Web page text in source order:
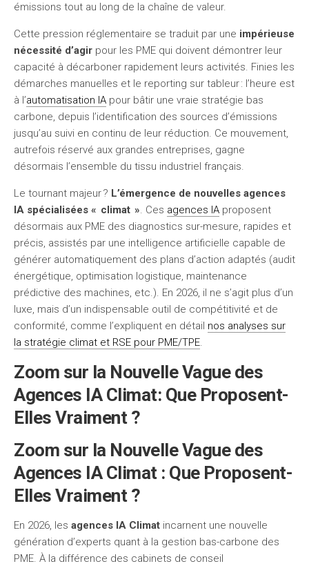
émissions tout au long de la chaîne de valeur.
Cette pression réglementaire se traduit par une impérieuse
nécessité d’agir pour les PME qui doivent démontrer leur
capacité à décarboner rapidement leurs activités. Finies les
démarches manuelles et le reporting sur tableur : l’heure est
à l’automatisation IA pour bâtir une vraie stratégie bas
carbone, depuis l’identification des sources d’émissions
jusqu’au suivi en continu de leur réduction. Ce mouvement,
autrefois réservé aux grandes entreprises, gagne
désormais l’ensemble du tissu industriel français.
Le tournant majeur ? L’émergence de nouvelles agences
IA spécialisées « climat ». Ces agences IA proposent
désormais aux PME des diagnostics sur-mesure, rapides et
précis, assistés par une intelligence artificielle capable de
générer automatiquement des plans d’action adaptés (audit
énergétique, optimisation logistique, maintenance
prédictive des machines, etc.). En 2026, il ne s’agit plus d’un
luxe, mais d’un indispensable outil de compétitivité et de
conformité, comme l’expliquent en détail nos analyses sur
la stratégie climat et RSE pour PME/TPE.
Zoom sur la Nouvelle Vague des
Agences IA Climat: Que Proposent-
Elles Vraiment ?
Zoom sur la Nouvelle Vague des
Agences IA Climat : Que Proposent-
Elles Vraiment ?
En 2026, les agences IA Climat incarnent une nouvelle
génération d’experts quant à la gestion bas-carbone des
PME. À la différence des cabinets de conseil